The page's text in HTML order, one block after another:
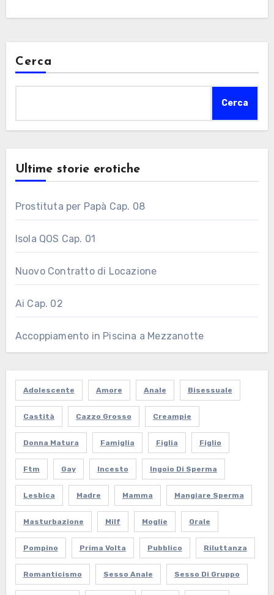
Cerca
Cerca
Ultime storie erotiche
Prostituta per Papà Cap. 08
Isola QOS Cap. 01
Nuovo Contratto di Locazione
Ai Cap. 02
Accoppiamento in Piscina a Mezzanotte
Adolescente Amore Anale Bisessuale
Castità Cazzo Grosso Creampie
Donna Matura Famiglia Figlia Figlio
Ftm Gay Incesto Ingoio Di Sperma
Lesbica Madre Mamma Mangiare Sperma
Masturbazione Milf Moglie Orale
Pompino Prima Volta Pubblico Riluttanza
Romanticismo Sesso Anale Sesso Di Gruppo